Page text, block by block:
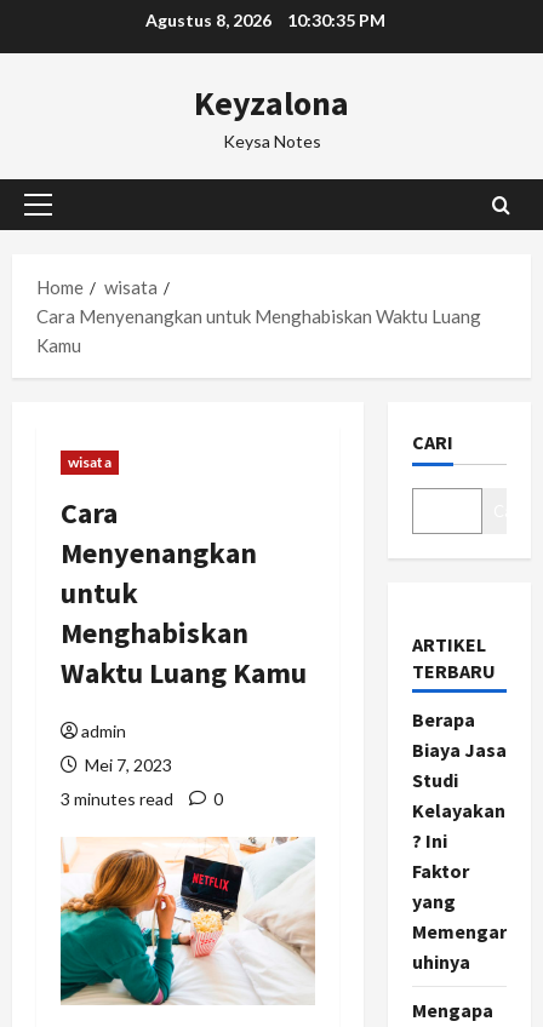
Agustus 8, 2026 10:30:36 PM
Keyzalona
Keysa Notes
Primary
Home
wisata
Cara Menyenangkan untuk Menghabiskan Waktu Luang
Kamu
wisata
Cara
Menyenangkan
untuk
Menghabiskan
Waktu Luang Kamu
admin
Mei 7, 2023
3 minutes read
0
CARI
ARTIKEL
TERBARU
Berapa
Biaya Jasa
Studi
Kelayakan
? Ini
Faktor
yang
Memengar
uhinya
Mengapa